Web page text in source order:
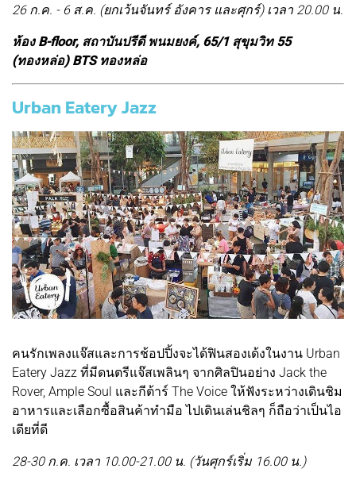
26 ก.ค. - 6 ส.ค. (ยกเว้นจันทร์ อังคาร และศุกร์) เวลา 20.00 น.
ห้อง B-floor, สถาบันปรีดี พนมยงค์, 65/1 สุขุมวิท 55
(ทองหล่อ) BTS ทองหล่อ
Urban Eatery Jazz
คนรักเพลงแจ๊สและการช้อปปิ้งจะได้ฟินสองเด้งในงาน Urban
Eatery Jazz ที่มีดนตรีแจ๊สเพลินๆ จากศิลปินอย่าง Jack the
Rover, Ample Soul และกีต้าร์ The Voice ให้ฟังระหว่างเดินชิม
อาหารและเลือกซื้อสินค้าทำมือ ไปเดินเล่นชิลๆ ก็ถือว่าเป็นไอ
เดียที่ดี
28-30 ก.ค. เวลา 10.00-21.00 น. (วันศุกร์เริ่ม 16.00 น.)